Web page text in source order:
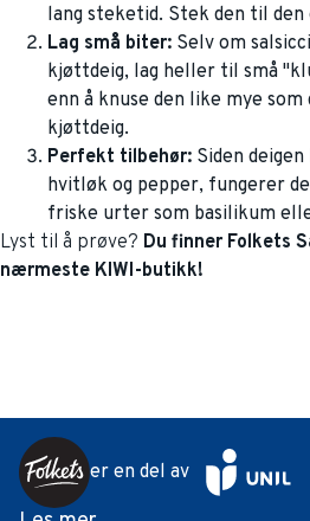
lang steketid. Stek den til
Lag små biter: Selv om
kjøttdeig, lag heller til små
enn å knuse den like mye
kjøttdeig.
Perfekt tilbehør: Siden
hvitløk og pepper, fungerer
friske urter som basilikum
Lyst til å prøve? Du finner Folkets
nærmeste KIWI-butikk!
er en del av